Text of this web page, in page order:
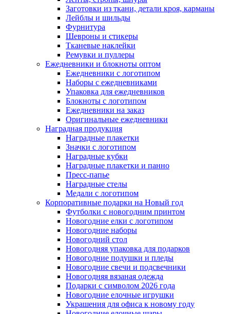
Заготовки из ткани, детали кроя, карманы
Лейблы и шильды
Фурнитура
Шевроны и стикеры
Тканевые наклейки
Ремувки и пуллеры
Ежедневники и блокноты оптом
Ежедневники с логотипом
Наборы с ежедневниками
Упаковка для ежедневников
Блокноты с логотипом
Ежедневники на заказ
Оригинальные ежедневники
Наградная продукция
Наградные плакетки
Значки с логотипом
Наградные кубки
Наградные плакетки и панно
Пресс-папье
Наградные стелы
Медали с логотипом
Корпоративные подарки на Новый год
Футболки с новогодним принтом
Новогодние елки с логотипом
Новогодние наборы
Новогодний стол
Новогодняя упаковка для подарков
Новогодние подушки и пледы
Новогодние свечи и подсвечники
Новогодняя вязаная одежда
Подарки с символом 2026 года
Новогодние елочные игрушки
Украшения для офиса к новому году